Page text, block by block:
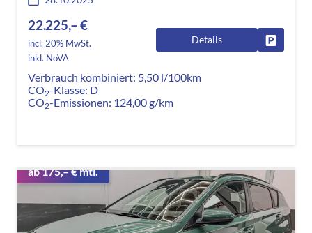
22.225,– €
incl. 20% MwSt.
inkl. NoVA
Details
Verbrauch kombiniert: 5,50 l/100km
CO2-Klasse: D
CO2-Emissionen: 124,00 g/km
ab 175,– € mtl.